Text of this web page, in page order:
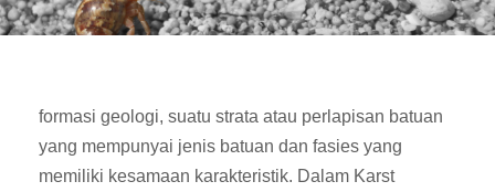
formasi geologi, suatu strata atau perlapisan batuan
yang mempunyai jenis batuan dan fasies yang
memiliki kesamaan karakteristik. Dalam Karst